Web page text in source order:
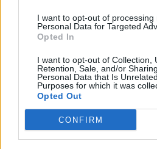
I want to opt-out of processing
Personal Data for Targeted
Opted In
I want to opt-out of Collection,
Retention, Sale, and/or
Personal Data that Is
Purposes for which it was
Opted Out
CONFIRM
Koti & Asuminen
Some
YouTube
Instagram
Twitter